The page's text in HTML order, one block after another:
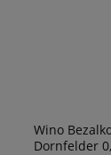
Wino
Dornfelder